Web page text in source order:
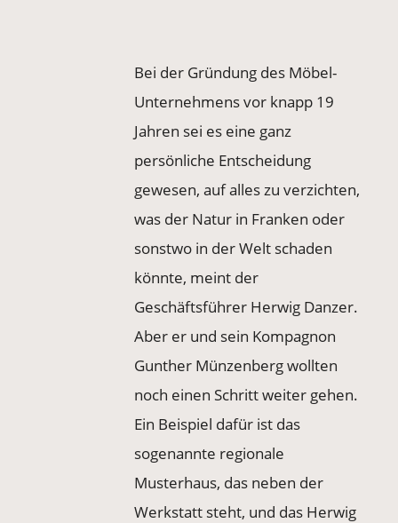
Bei der Gründung des Möbel-
Unternehmens vor knapp 19
Jahren sei es eine ganz
persönliche Entscheidung
gewesen, auf alles zu verzichten,
was der Natur in Franken oder
sonstwo in der Welt schaden
könnte, meint der
Geschäftsführer Herwig Danzer.
Aber er und sein Kompagnon
Gunther Münzenberg wollten
noch einen Schritt weiter gehen.
Ein Beispiel dafür ist das
sogenannte regionale
Musterhaus, das neben der
Werkstatt steht, und das Herwig